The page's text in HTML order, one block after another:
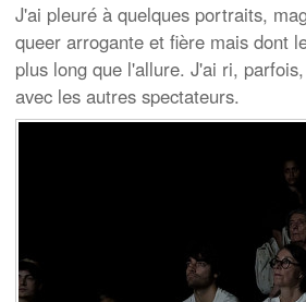
J'ai pleuré à quelques portraits,
queer arrogante et fière mais dont
plus long que l'allure. J'ai ri,
avec les autres spectateurs.